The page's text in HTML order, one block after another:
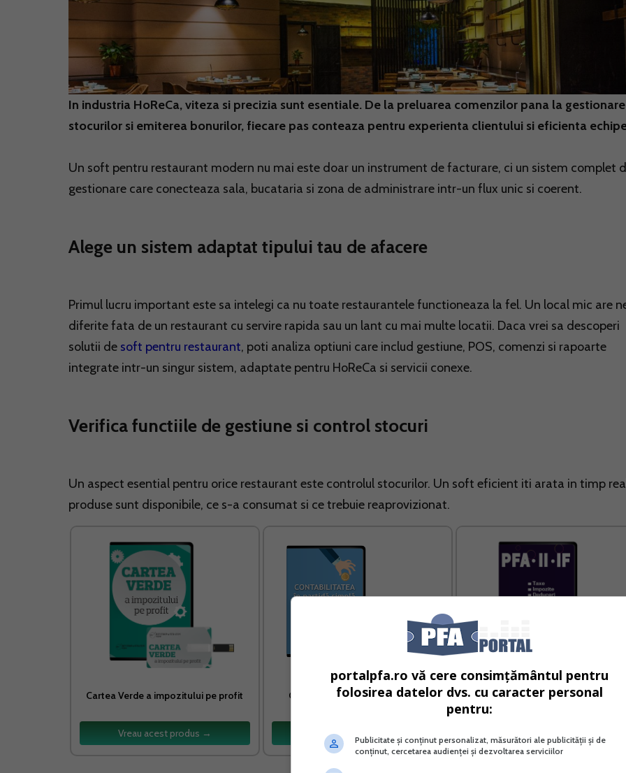
In industria HoReCa, viteza si precizia sunt esentiale. De la preluarea comenzilor pana la
stocurilor si emiterea bonurilor, fiecare pas conteaza pentru experienta clientului si eficienta
Un soft pentru restaurant modern nu mai este doar un instrument de facturare, ci un sistem complet
gestionare care conecteaza sala, bucataria si zona de administrare intr-un flux unic si coerent.
Alege un sistem adaptat tipului tau de afacere
Primul lucru important este sa intelegi ca nu toate restaurantele functioneaza la fel. Un local mic are
diferite fata de un restaurant cu servire rapida sau un lant cu mai multe locatii. Daca vrei sa descoperi
solutii de soft pentru restaurant, poti analiza optiuni care includ gestiune, POS, comenzi si rapoarte
integrate intr-un singur sistem, adaptate pentru HoReCa si servicii conexe.
Verifica functiile de gestiune si control stocuri
Un aspect esential pentru orice restaurant este controlul stocurilor. Un soft eficient iti arata in timp
produse sunt disponibile, ce s-a consumat si ce trebuie reaprovizionat.
Cartea Verde a impozitului pe profit
Vreau acest produs →
Contabilitatea in partida simpla
Vreau acest produs →
PFA II IF Taxe Impozite Deduceri
portalpfa.ro vă cere consimțământul pentru
folosirea datelor dvs. cu caracter personal
pentru:
Publicitate și conținut personalizat, măsurători ale publicității și de
conținut, cercetarea audienței și dezvoltarea serviciilor